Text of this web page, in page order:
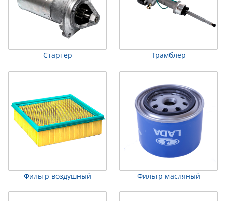
Стартер Трамблер
Фильтр воздушный Фильтр масляный